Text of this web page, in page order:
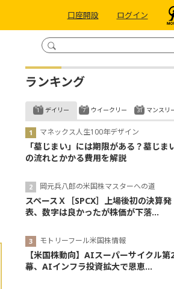
口座開設 ログイン
ランキング
デイリー
マネックス人生100年デザイン
「墓じまい」には期限がある？墓じま
の流れとかかる費用を解説
岡元兵八郎の米国株マスターへの道
スペースＸ［SPCX］上場後初の決算発
表、数字は良かったが株価が下落...
モトリーフール米国株情報
【米国株動向】AIスーパーサイクル第
幕、AIインフラ投資拡大で恩恵...
ウイークリー マンスリ